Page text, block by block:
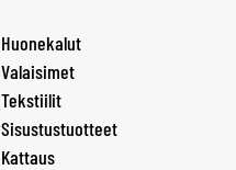
Huonekalut
Valaisimet
Tekstiilit
Sisustustuotteet
Kattaus